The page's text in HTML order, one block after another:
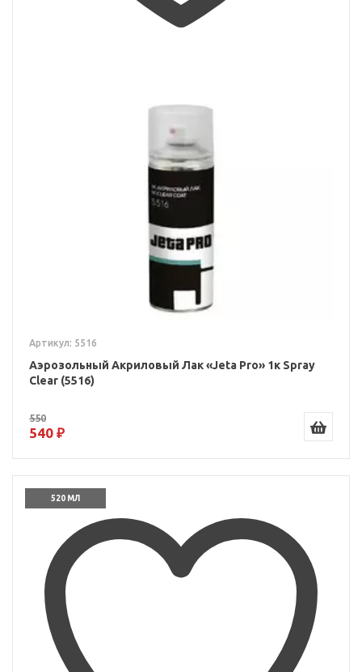
Артикул: 5516
Аэрозольный Акриловый Лак «Jeta Pro» 1к Spray
Clear (5516)
550
540 ₽
520 МЛ